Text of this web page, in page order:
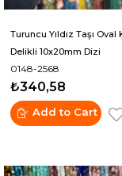
Turuncu Yıldız Taşı Oval
Delikli 10x20mm Dizi
0148-2568
₺340,58
Add to Cart